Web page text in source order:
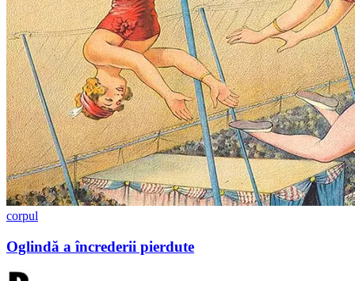
corpul
Oglindă a încrederii pierdute